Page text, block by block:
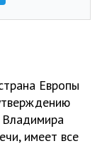
Европы
Владимира
имеет все